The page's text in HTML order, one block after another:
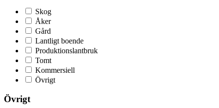
Skog
Åker
Gård
Lantligt boende
Produktionslantbruk
Tomt
Kommersiell
Övrigt
Övrigt